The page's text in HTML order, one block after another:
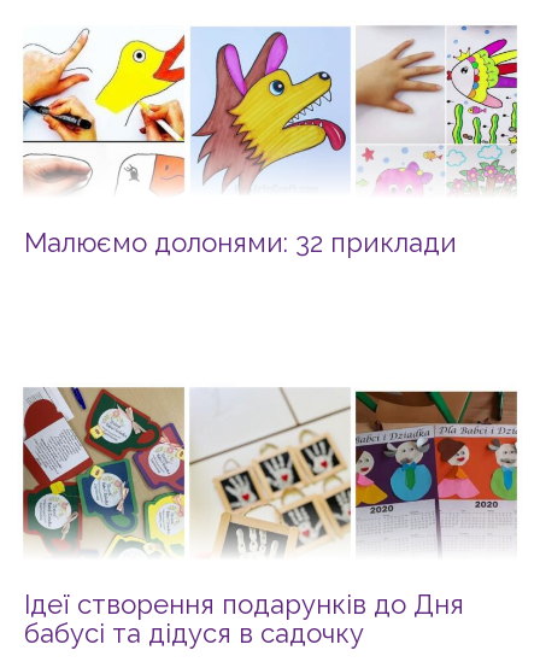
Малюємо долонями: 32 приклади
Ідеї створення подарунків до Дня
бабусі та дідуся в садочку